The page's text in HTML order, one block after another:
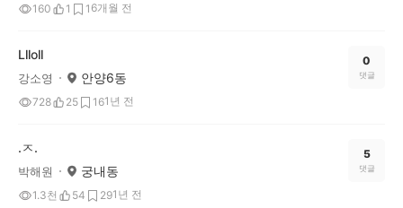
160 1 1 6개월 전
Llloll
강소영 안양6동
728 25 161년 전
0
댓글
.ㅈ.
박해원 궁내동
1.3천 54 291년 전
5
댓글